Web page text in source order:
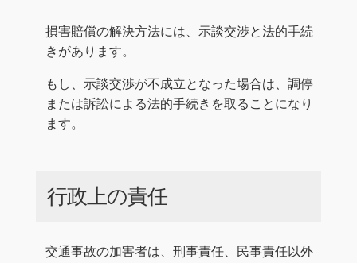
損害賠償の解決方法には、示談交渉と法的手続
きがあります。
もし、示談交渉が不成立となった場合は、調停
または訴訟による法的手続きを取ることになり
ます。
行政上の責任
交通事故の加害者は、刑事責任、民事責任以外